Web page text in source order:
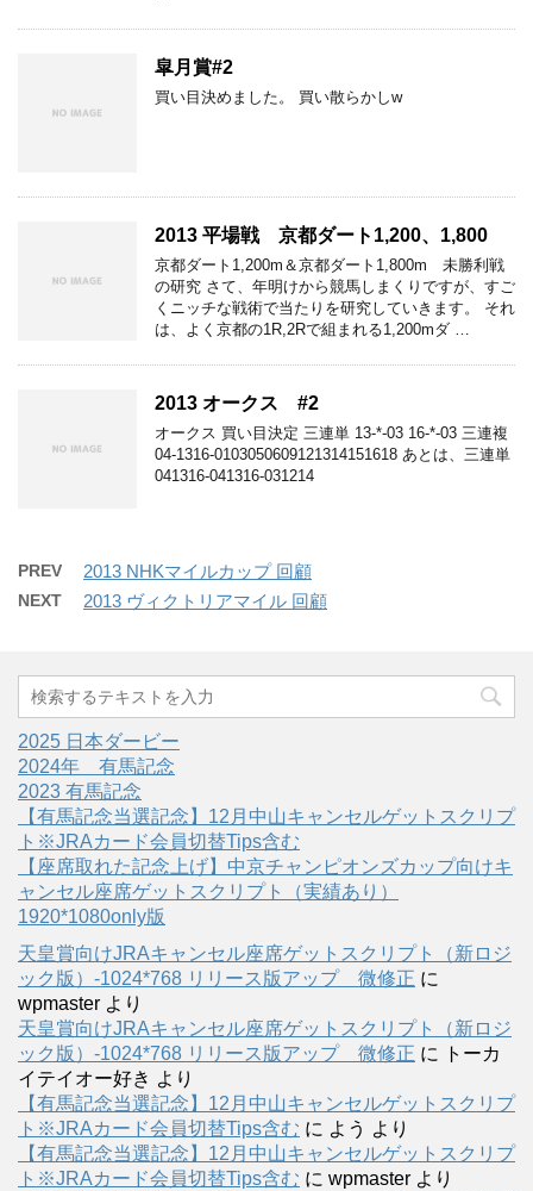
皐月賞#2
買い目決めました。 買い散らかしw
2013 平場戦 京都ダート1,200、1,800
京都ダート1,200m＆京都ダート1,800m 未勝利戦
の研究 さて、年明けから競馬しまくりですが、すご
くニッチな戦術で当たりを研究していきます。 それ
は、よく京都の1R,2Rで組まれる1,200mダ …
2013 オークス #2
オークス 買い目決定 三連単 13-*-03 16-*-03 三連複
04-1316-0103050609121314151618 あとは、三連単
041316-041316-031214
PREV 2013 NHKマイルカップ 回顧
NEXT 2013 ヴィクトリアマイル 回顧
2025 日本ダービー
2024年 有馬記念
2023 有馬記念
【有馬記念当選記念】12月中山キャンセルゲットスクリプ
ト※JRAカード会員切替Tips含む
【座席取れた記念上げ】中京チャンピオンズカップ向けキ
ャンセル座席ゲットスクリプト（実績あり）
1920*1080only版
天皇賞向けJRAキャンセル座席ゲットスクリプト（新ロジ
ック版）-1024*768 リリース版アップ 微修正 に
wpmaster より
天皇賞向けJRAキャンセル座席ゲットスクリプト（新ロジ
ック版）-1024*768 リリース版アップ 微修正 に
トーカ
イテイオー好き より
【有馬記念当選記念】12月中山キャンセルゲットスクリプ
ト※JRAカード会員切替Tips含む に よう より
【有馬記念当選記念】12月中山キャンセルゲットスクリプ
ト※JRAカード会員切替Tips含む に wpmaster より